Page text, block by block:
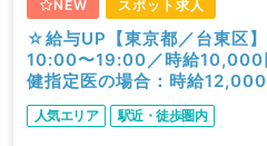
NEW スポット求人
☆給与UP【東京都／台東区
10:00〜19:00／時給10,000
健指定医の場合：時給
外来／精神科
人気エリア 駅近・徒歩圏内